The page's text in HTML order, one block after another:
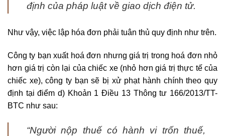
định của pháp luật về giao dịch điện tử.
Như vậy, việc lập hóa đơn phải tuân thủ quy định như trên.
Công ty bạn xuất hoá đơn nhưng giá trị trong hoá đơn nhỏ
hơn giá trị còn lại của chiếc xe (nhỏ hơn giá trị thực tế của
chiếc xe), công ty bạn sẽ bị xử phạt hành chính theo quy
định tại điểm d) Khoản 1 Điều 13 Thông tư 166/2013/TT-
BTC như sau:
“Người nộp thuế có hành vi trốn thuế,